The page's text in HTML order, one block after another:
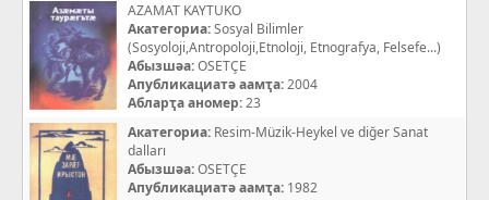
AZAMAT KAYTUKO
Акатегориа:Sosyal Bilimler
(Sosyoloji,Antropoloji,Etnoloji, Etnografya, Felsefe...)
Абызшәа:OSETÇE
Апубликациатә аамҭа:2004
Абларҭа аномер:23
Акатегориа: Resim-Müzik-Heykel ve diğer Sanat
dalları
Абызшәа:OSETÇE
Апубликациатә аамҭа: 1982